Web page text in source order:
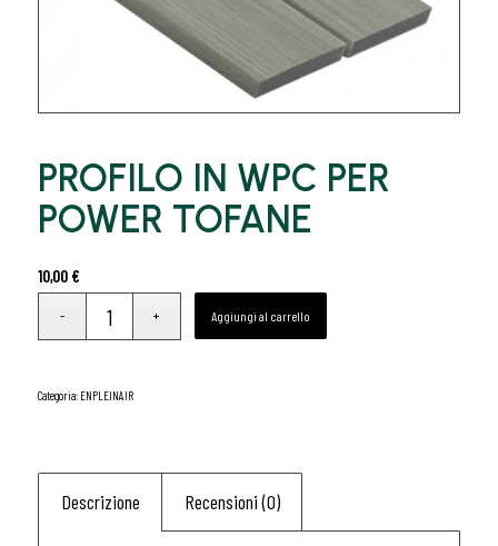
PROFILO IN WPC PER
POWER TOFANE
10,00 €
Aggiungi al carrello
Categoria: ENPLEINAIR
Descrizione Recensioni (0)